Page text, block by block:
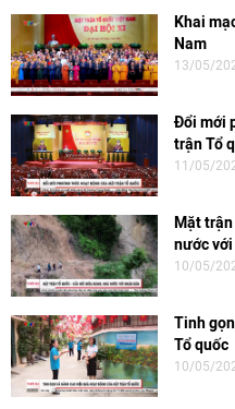
Khai
Nam
13/05/
Đổi mới
trận Tổ
11/05/
Mặt
nước
10/05/
Tinh
Tổ quốc
10/05/